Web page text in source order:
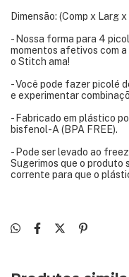
Dimensão: (Comp x Larg
- Nossa forma para 4
momentos afetivos com a
o Stitch ama!
- Você pode fazer picolé
e experimentar
- Fabricado em plástico
bisfenol-A (BPA FREE).
- Pode ser levado ao
Sugerimos que o produto
corrente para que o